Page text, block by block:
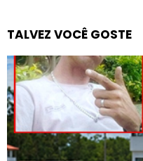
TALVEZ VOCÊ GOSTE